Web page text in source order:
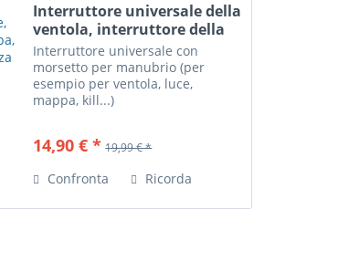
Interruttore universale della
ventola, interruttore della
luce, interruttore della...
Interruttore universale con
morsetto per manubrio (per
esempio per ventola, luce,
mappa, kill...)
14,90 € * 19,99 € *
Confronta Ricorda